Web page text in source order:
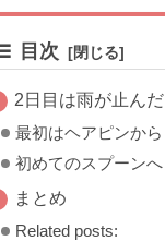
目次
2日目は雨が止んだ
最初はヘアピンから
初めてのスプーンへ
まとめ
Related posts: